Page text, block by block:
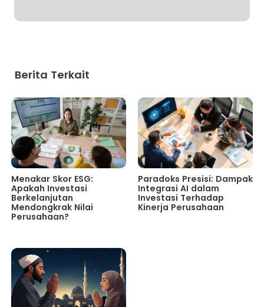
Berita Terkait
Menakar Skor ESG:
Apakah Investasi
Berkelanjutan
Mendongkrak Nilai
Perusahaan?
Paradoks Presisi: Dampak
Integrasi AI dalam
Investasi Terhadap
Kinerja Perusahaan